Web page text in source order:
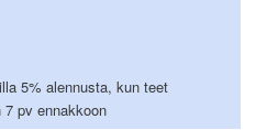
5% alennusta, kun teet
7 pv ennakkoon